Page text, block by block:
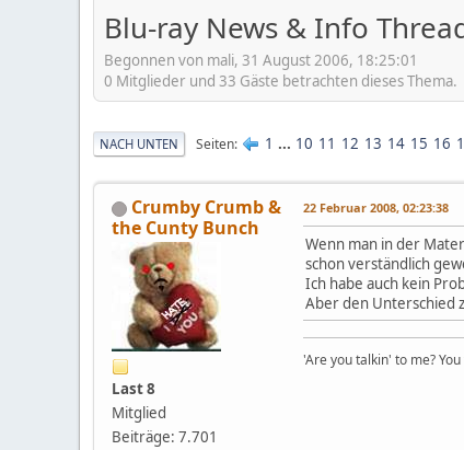
Blu-ray News & Info
Begonnen von mali, 31 August 2006, 18:25:01
0 Mitglieder und 33 Gäste betrachten dieses Thema.
NACH UNTEN Seiten 1 ... 10 11 12 13 14 15 16
Crumby Crumb &
the Cunty Bunch
Last 8
Mitglied
Beiträge: 7.701
22 Februar 2008, 02:23:38
Wenn man in der
schon verständlich
Ich habe auch kein
Aber den Unterschied
'Are you talkin' to me?